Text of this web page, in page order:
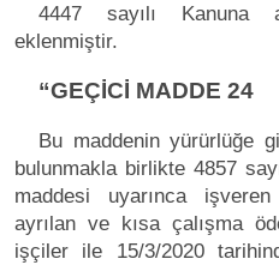
4447 sayılı Kanuna
eklenmiştir.
“GEÇİCİ MADDE 24
Bu maddenin yürürlüğe
bulunmakla birlikte 4857
maddesi uyarınca
ayrılan ve kısa çalışma
işçiler ile 15/3/2020